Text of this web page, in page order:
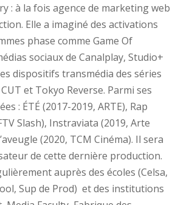
: à la fois agence de marketing web
Elle a imaginé des activations
phase comme Game Of
sociaux de Canalplay, Studio+
dispositifs transmédia des séries
et Tokyo Reverse. Parmi ses
: ÉTÉ (2017-2019, ARTE), Rap
Slash), Instraviata (2019, Arte
(2020, TCM Cinéma). Il sera
de cette dernière production.
auprès des écoles (Celsa,
Sup de Prod) et des institutions